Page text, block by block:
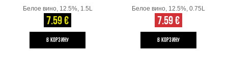
Белое вино, 12.5%, 1.5L
7.59 €
B КОРЗИНУ
Белое вино, 12.5%, 0.75L
7.59 €
B КОРЗИНУ